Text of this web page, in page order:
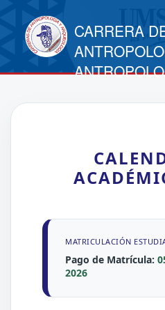
CARRERA
MATRICULACIÓN
Pago de Matrícula:
2026